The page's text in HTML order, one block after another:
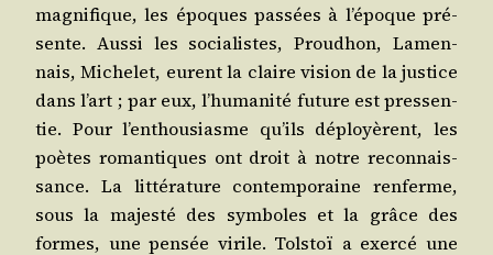
magni­fique, les époques pas­sées à l’époque pré­
sente. Aus­si les socia­listes, Prou­dhon, Lamen­
nais, Miche­let, eurent la claire vision de la jus­tice
dans l’art ; par eux, l’humanité future est pres­sen­
tie. Pour l’enthousiasme qu’ils déployèrent, les
poètes roman­tiques ont droit à notre recon­nais­
sance. La lit­té­ra­ture contem­po­raine ren­ferme,
sous la majes­té des sym­boles et la grâce des
formes, une pen­sée virile. Tol­stoï a exer­cé une